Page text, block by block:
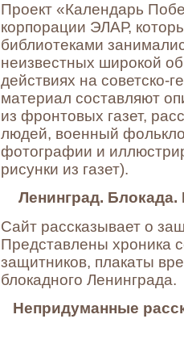
Проект «Календарь
корпорации ЭЛАР,
библиотеками
неизвестных широкой
действиях на советско-
материал составляют
из фронтовых газет,
людей, военный
фотографии и
рисунки из газет).
Ленинград. Блокада.
Сайт рассказывает о
Представлены хроника
защитников, плакаты
блокадного Ленинграда.
Непридуманные